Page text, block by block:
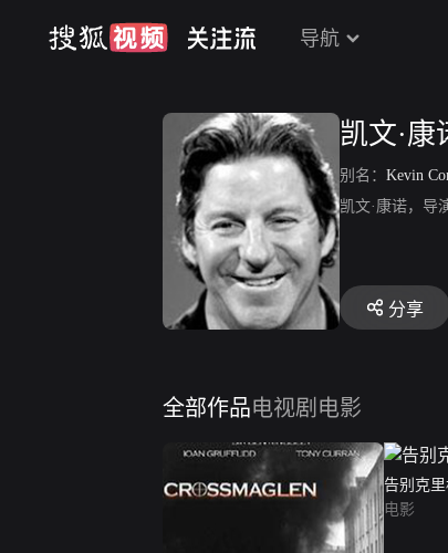
导航
凯文·康
别名： Kevin
凯文·康诺，导
分享
全部作品电视剧 电影
告别克
电影